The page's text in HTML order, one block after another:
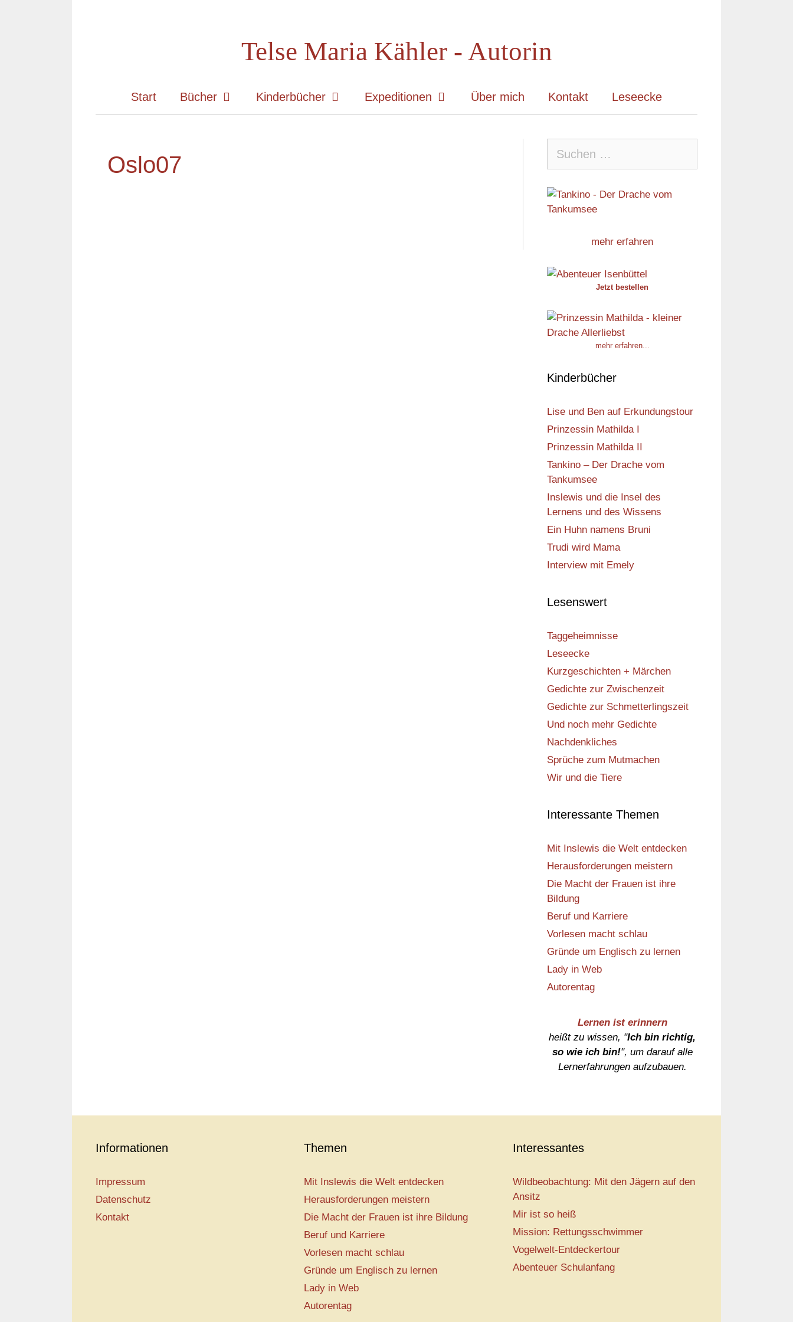
Telse Maria Kähler - Autorin
Start Bücher Kinderbücher Expeditionen Über mich Kontakt Leseecke
Oslo07
nach:
mehr erfahren
Jetzt bestellen
mehr erfahren...
Kinderbücher
Lise und Ben auf Erkundungstour
Prinzessin Mathilda I
Prinzessin Mathilda II
Tankino – Der Drache vom
Tankumsee
Inslewis und die Insel des
Lernens und des Wissens
Ein Huhn namens Bruni
Trudi wird Mama
Interview mit Emely
Lesenswert
Taggeheimnisse
Leseecke
Kurzgeschichten + Märchen
Gedichte zur Zwischenzeit
Gedichte zur Schmetterlingszeit
Und noch mehr Gedichte
Nachdenkliches
Sprüche zum Mutmachen
Wir und die Tiere
Interessante Themen
Mit Inslewis die Welt entdecken
Herausforderungen meistern
Die Macht der Frauen ist ihre
Bildung
Beruf und Karriere
Vorlesen macht schlau
Gründe um Englisch zu lernen
Lady in Web
Autorentag
Lernen ist erinnern
heißt zu wissen, "Ich bin richtig,
so wie ich bin!", um darauf alle
Lernerfahrungen aufzubauen.
Informationen
Impressum
Datenschutz
Kontakt
Themen
Mit Inslewis die Welt entdecken
Herausforderungen meistern
Die Macht der Frauen ist ihre Bildung
Beruf und Karriere
Vorlesen macht schlau
Gründe um Englisch zu lernen
Lady in Web
Autorentag
Interessantes
Wildbeobachtung: Mit den Jägern auf den
Ansitz
Mir ist so heiß
Mission: Rettungsschwimmer
Vogelwelt-Entdeckertour
Abenteuer Schulanfang